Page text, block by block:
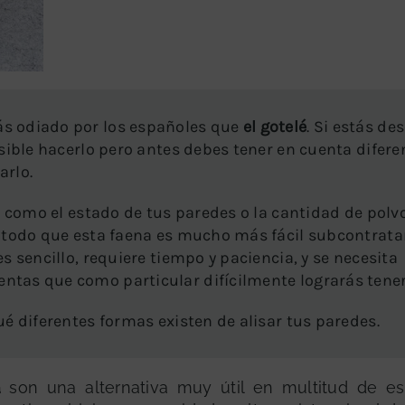
odiado por los españoles que el gotelé. Si estás
hacerlo pero antes debes tener en cuenta
el estado de tus paredes o la cantidad de
que esta faena es mucho más fácil
sencillo, requiere tiempo y paciencia, y se necesita
que como particular difícilmente lograrás
diferentes formas existen de alisar tus paredes.
son una alternativa muy útil en multitud de